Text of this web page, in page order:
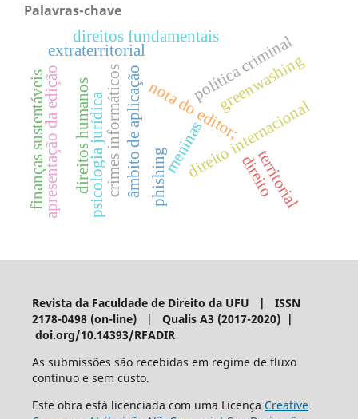
Palavras-chave
direito
direito internacional
nota do editor;
âmbito de aplicação territorial
extraterritorial
apresentação da edição
direitos fundamentais
phishing
crimes informáticos política criminal
psicologia jurídica
direitos humanos
finanças sustentáveis greenwashing
meninas
Revista da Faculdade de Direito da UFU | ISSN
2178-0498 (on-line) | Qualis A3 (2017-2020) |
doi.org/10.14393/RFADIR
As submissões são recebidas em regime de fluxo
contínuo e sem custo.
Este obra está licenciada com uma Licença Creative